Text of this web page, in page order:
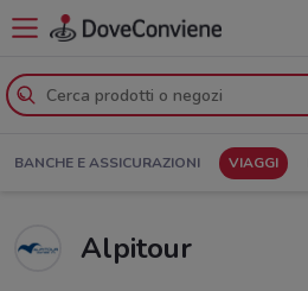
BANCHE E ASSICURAZIONI VIAGGI
Alpitour